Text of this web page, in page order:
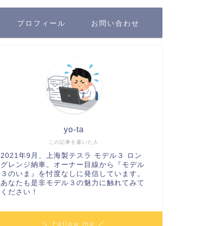
プロフィール お問い合わせ
この記事を書いた人
yo-ta
2021年9月、上海製テスラ モデル３ ロン
グレンジ納車。オーナー目線から『モデル
３のいま』を忖度なしに発信しています。
あなたも是非モデル３の魅力に触れてみて
ください！
＼ Follow me ／